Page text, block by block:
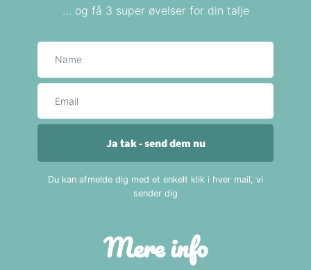
Mere info
… og få 3 super øvelser for din talje
Ja tak - send dem nu
Du kan afmelde dig med et enkelt klik i hver mail, vi
sender dig